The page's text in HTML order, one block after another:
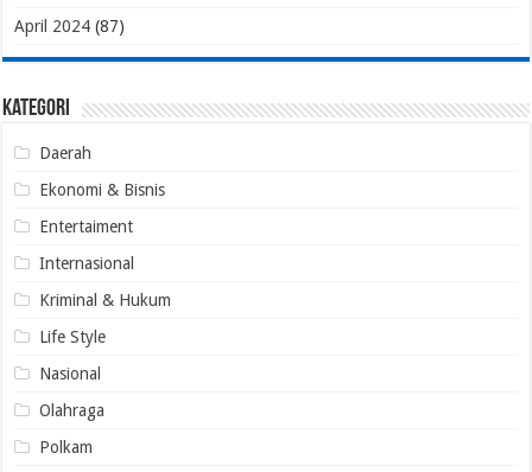
April 2024 (87)
Kategori
Daerah
Ekonomi & Bisnis
Entertaiment
Internasional
Kriminal & Hukum
Life Style
Nasional
Olahraga
Polkam